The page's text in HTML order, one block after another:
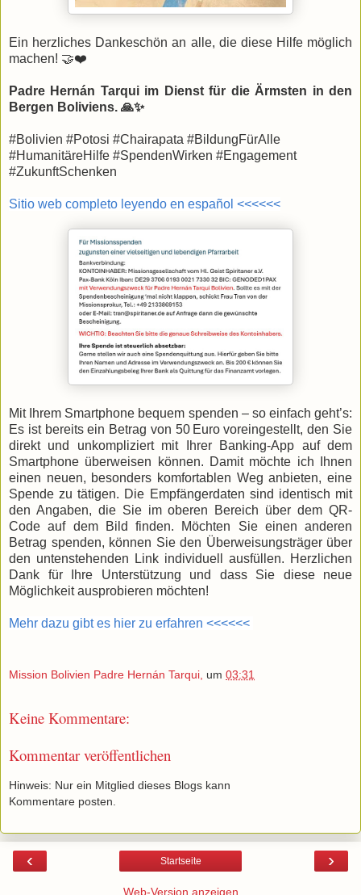
Ein herzliches Dankeschön an alle, die diese Hilfe möglich
machen! 🤝❤️
Padre Hernán Tarqui im Dienst für die Ärmsten in den
Bergen Boliviens. 🙏✨
​#Bolivien #Potosi #Chairapata #BildungFürAlle
#HumanitäreHilfe #SpendenWirken #Engagement
#ZukunftSchenken
Sitio web completo leyendo en español <<<<<<
Mit Ihrem Smartphone bequem spenden – so einfach geht’s:
Es ist bereits ein Betrag von 50 Euro voreingestellt, den Sie
direkt und unkompliziert mit Ihrer Banking-App auf dem
Smartphone überweisen können. Damit möchte ich Ihnen
einen neuen, besonders komfortablen Weg anbieten, eine
Spende zu tätigen. Die Empfängerdaten sind identisch mit
den Angaben, die Sie im oberen Bereich über dem QR-
Code auf dem Bild finden. Möchten Sie einen anderen
Betrag spenden, können Sie den Überweisungsträger über
den untenstehenden Link individuell ausfüllen. Herzlichen
Dank für Ihre Unterstützung und dass Sie diese neue
Möglichkeit ausprobieren möchten!
Mehr dazu gibt es hier zu erfahren <<<<<<
Mission Bolivien Padre Hernán Tarqui, um 03:31
Keine Kommentare:
Kommentar veröffentlichen
Hinweis: Nur ein Mitglied dieses Blogs kann
Kommentare posten.
‹ ›
Startseite
Web-Version anzeigen